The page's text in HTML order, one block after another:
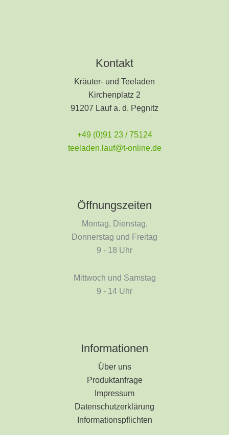
Kontakt
Kräuter- und Teeladen
Kirchenplatz 2
91207 Lauf a. d. Pegnitz
+49 (0)91 23 / 75124
teeladen.lauf@t-online.de
Öffnungszeiten
Montag, Dienstag,
Donnerstag und Freitag
9 - 18 Uhr
Mittwoch und Samstag
9 - 14 Uhr
Informationen
Über uns
Produktanfrage
Impressum
Datenschutzerklärung
Informationspflichten